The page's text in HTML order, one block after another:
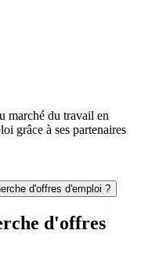
marché du travail en
grâce à ses partenaires
d'offres d'emploi ?
d'offres